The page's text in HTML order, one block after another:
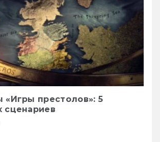
престолов»: 5
сценариев